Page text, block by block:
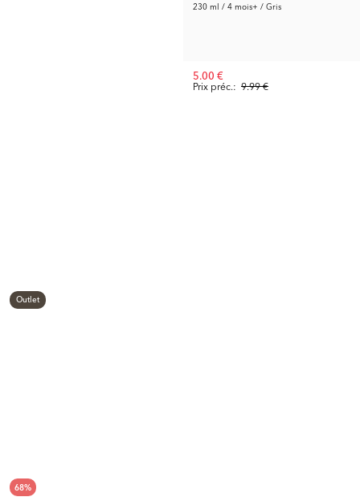
230 ml / 4 mois+ / Gris
Prix préc.: 9.99 €
5.00 €
Outlet
68%